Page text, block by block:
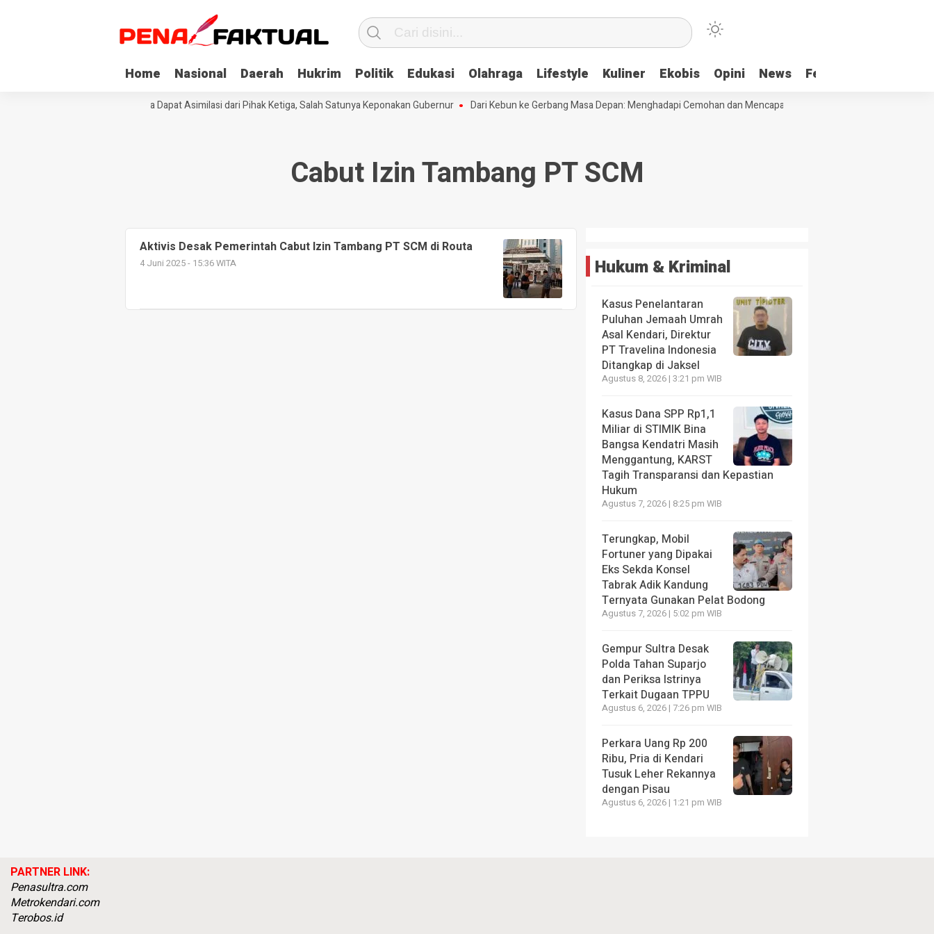
Home Nasional Daerah Hukrim Politik Edukasi Olahraga Lifestyle Kuliner Ekobis Opini News Feature
Tiga Napi Korupsi di Sultra Dapat Asimilasi dari Pihak Ketiga, Salah Satunya Keponakan Gubernur Dari Kebun ke Gerbang Masa Depan: Menghadapi Cemohan dan Mencapai Impian
Cabut Izin Tambang PT SCM
Aktivis Desak Pemerintah Cabut Izin Tambang PT SCM di Routa
4 Juni 2025 - 15:36 WITA Hukum & Kriminal
Kasus Penelantaran
Puluhan Jemaah Umrah
Asal Kendari, Direktur
PT Travelina Indonesia
Ditangkap di Jaksel
Agustus 8, 2026 | 3:21 pm WIB
Kasus Dana SPP Rp1,1
Miliar di STIMIK Bina
Bangsa Kendatri Masih
Menggantung, KARST
Tagih Transparansi dan Kepastian
Hukum
Agustus 7, 2026 | 8:25 pm WIB
Terungkap, Mobil
Fortuner yang Dipakai
Eks Sekda Konsel
Tabrak Adik Kandung
Ternyata Gunakan Pelat Bodong
Agustus 7, 2026 | 5:02 pm WIB
Gempur Sultra Desak
Polda Tahan Suparjo
dan Periksa Istrinya
Terkait Dugaan TPPU
Agustus 6, 2026 | 7:26 pm WIB
Perkara Uang Rp 200
Ribu, Pria di Kendari
Tusuk Leher Rekannya
dengan Pisau
Agustus 6, 2026 | 1:21 pm WIB
PARTNER LINK:
Penasultra.com
Metrokendari.com
Terobos.id